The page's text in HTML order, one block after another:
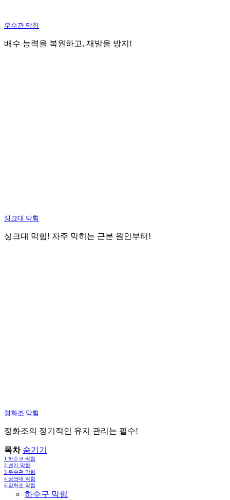
우수관 막힘
배수 능력을 복원하고, 재발을 방지!
싱크대 막힘
싱크대 막힘! 자주 막히는 근본 원인부터!
정화조 막힘
정화조의 정기적인 유지 관리는 필수!
목차 숨기기
1 하수구 막힘
2 변기 막힘
3 우수관 막힘
4 싱크대 막힘
5 정화조 막힘
하수구 막힘